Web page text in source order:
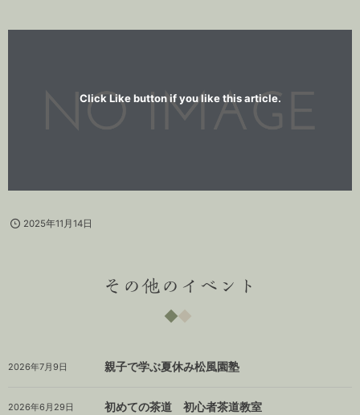
Click Like button if you like this article.
2025年11月14日
その他のイベント
2026年7月9日 親子で学ぶ夏休み松風園塾
2026年6月29日 初めての茶道 初心者茶道教室